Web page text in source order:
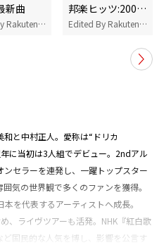
新曲
Edited By Rakuten Music
邦楽ヒッツ:2005～2009
Edited By Rakuten Music
と中村正人。愛称は“ドリカ
に当初は3人組でデビュー。2ndアル
セラーを連発し、一躍トップスター
気の世界観で多くのファンを獲得。
を代表するアーティストへ成長。
、ライヴツアーも活発。NHK『紅白歌
国民的な人気を博し、影響を公言す